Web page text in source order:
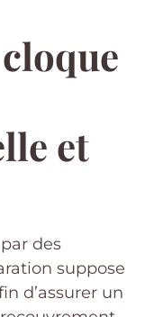
et
des
suppose
d’assurer un